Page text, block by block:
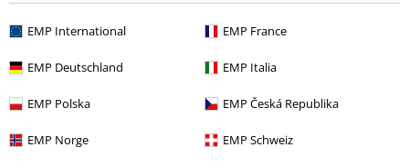
EMP International EMP France
EMP Deutschland EMP Italia
EMP Polska EMP Česká Republika
EMP Norge EMP Schweiz
18:00 Uhr.Mehr Infos
Chat starten